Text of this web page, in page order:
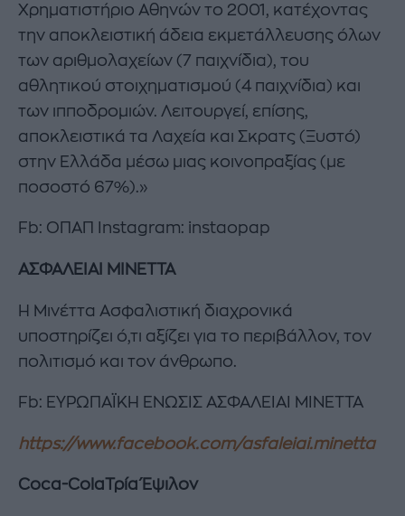
Χρηματιστήριο Αθηνών το 2001, κατέχοντας
την αποκλειστική άδεια εκμετάλλευσης όλων
των αριθμολαχείων (7 παιχνίδια), του
αθλητικού στοιχηματισμού (4 παιχνίδια) και
των ιπποδρομιών. Λειτουργεί, επίσης,
αποκλειστικά τα Λαχεία και Σκρατς (Ξυστό)
στην Ελλάδα μέσω μιας κοινοπραξίας (με
ποσοστό 67%).»
Fb: ΟΠΑΠ Instagram: instaopap
ΑΣΦΑΛΕΙΑΙ MINETTA
Η Μινέττα Ασφαλιστική διαχρονικά
υποστηρίζει ό,τι αξίζει για το περιβάλλον, τον
πολιτισμό και τον άνθρωπο.
Fb: ΕΥΡΩΠΑΪΚΗ ΕΝΩΣΙΣ ΑΣΦΑΛΕΙΑΙ ΜΙΝΕΤΤΑ
https://www.facebook.com/asfaleiai.minetta
Coca-Cola Τρία Έψιλον